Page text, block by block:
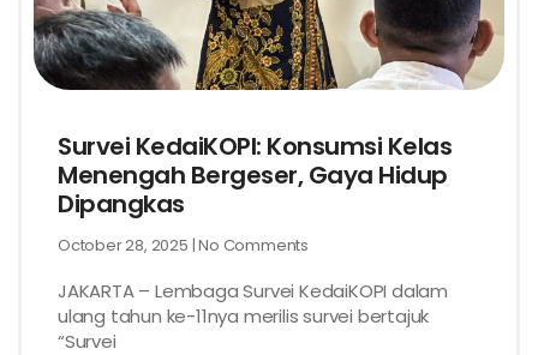
Survei KedaiKOPI: Konsumsi Kelas
Menengah Bergeser, Gaya Hidup
Dipangkas
October 28, 2025 No Comments
JAKARTA – Lembaga Survei KedaiKOPI dalam
ulang tahun ke-11nya merilis survei bertajuk
“Survei